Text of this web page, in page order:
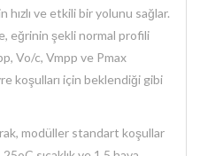
hızlı ve etkili bir yolunu sağlar.
eğrinin şekli normal profili
Vo/c, Vmpp ve Pmax
koşulları için beklendiği gibi
modüller standart koşullar